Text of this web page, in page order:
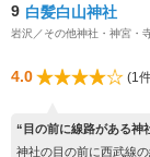
9 白髪白山神社
岩沢／その他神社・神宮・
4.0 (1
“目の前に線路がある神
神社の目の前に西武線